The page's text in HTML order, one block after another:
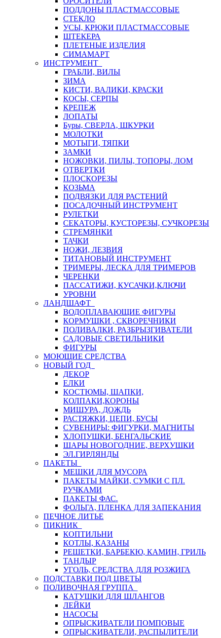
ПОДДОНЫ ПЛАСТМАССОВЫЕ
СТЕКЛО
УСЫ, КРЮКИ ПЛАСТМАССОВЫЕ
ШТЕКЕРА
ПЛЕТЕНЫЕ ИЗДЕЛИЯ
СИМАМАРТ
ИНСТРУМЕНТ
ГРАБЛИ, ВИЛЫ
ЗИМА
КИСТИ, ВАЛИКИ, КРАСКИ
КОСЫ, СЕРПЫ
КРЕПЕЖ
ЛОПАТЫ
Буры, СВЕРЛА, ШКУРКИ
МОЛОТКИ
МОТЫГИ, ТЯПКИ
ЗАМКИ
НОЖОВКИ, ПИЛЫ, ТОПОРЫ, ЛОМ
ОТВЕРТКИ
ПЛОСКОРЕЗЫ
КОЗЬМА
ПОДВЯЗКИ ДЛЯ РАСТЕНИЙ
ПОСАДОЧНЫЙ ИНСТРУМЕНТ
РУЛЕТКИ
СЕКАТОРЫ, КУСТОРЕЗЫ, СУЧКОРЕЗЫ
СТРЕМЯНКИ
ТАЧКИ
НОЖИ, ЛЕЗВИЯ
ТИТАНОВЫЙ ИНСТРУМЕНТ
ТРИМЕРЫ, ЛЕСКА ДЛЯ ТРИМЕРОВ
ЧЕРЕНКИ
ПАССАТИЖИ, КУСАЧКИ,КЛЮЧИ
УРОВНИ
ЛАНДШАФТ
ВОДОПЛАВАЮЩИЕ ФИГУРЫ
КОРМУШКИ , СКВОРЕЧНИКИ
ПОЛИВАЛКИ, РАЗБРЫЗГИВАТЕЛИ
САДОВЫЕ СВЕТИЛЬНИКИ
ФИГУРЫ
МОЮЩИЕ СРЕДСТВА
НОВЫЙ ГОД
ДЕКОР
ЕЛКИ
КОСТЮМЫ, ШАПКИ,
КОЛПАКИ,КОРОНЫ
МИШУРА, ДОЖДЬ
РАСТЯЖКИ, ЦЕПИ, БУСЫ
СУВЕНИРЫ: ФИГУРКИ, МАГНИТЫ
ХЛОПУШКИ, БЕНГАЛЬСКИЕ
ШАРЫ НОВОГОДНИЕ, ВЕРХУШКИ
ЭЛ.ГИРЛЯНДЫ
ПАКЕТЫ
МЕШКИ ДЛЯ МУСОРА
ПАКЕТЫ МАЙКИ, СУМКИ С ПЛ.
РУЧКАМИ
ПАКЕТЫ ФАС.
ФОЛЬГА, ПЛЕНКА ДЛЯ ЗАПЕКАНИЯ
ПЕЧНОЕ ЛИТЬЕ
ПИКНИК
КОПТИЛЬНИ
КОТЛЫ, КАЗАНЫ
РЕШЕТКИ, БАРБЕКЮ, КАМИН, ГРИЛЬ
ТАНДЫР
УГОЛЬ, СРЕДСТВА ДЛЯ РОЗЖИГА
ПОДСТАВКИ ПОД ЦВЕТЫ
ПОЛИВОЧНАЯ ГРУППА
КАТУШКИ ДЛЯ ШЛАНГОВ
ЛЕЙКИ
НАСОСЫ
ОПРЫСКИВАТЕЛИ ПОМПОВЫЕ
ОПРЫСКИВАТЕЛИ, РАСПЫЛИТЕЛИ